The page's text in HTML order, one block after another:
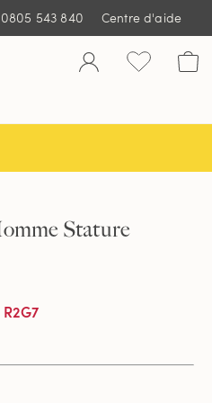
0805 543 840 Centre d'aide
Stature
R2G7